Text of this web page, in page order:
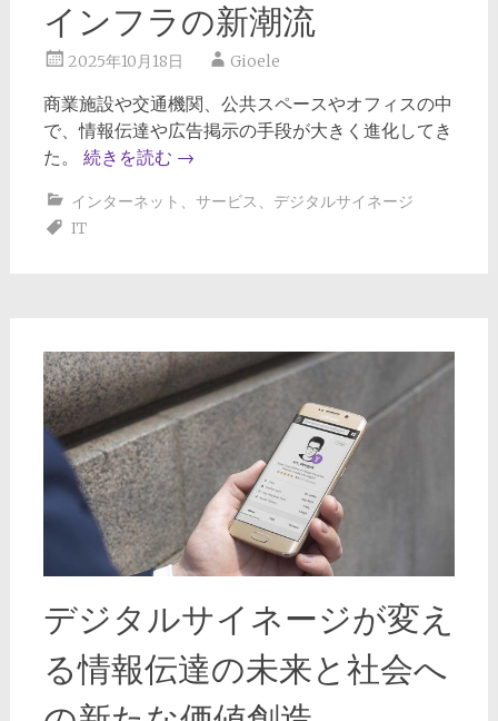
インフラの新潮流
2025年10月18日 Gioele
商業施設や交通機関、公共スペースやオフィスの中
で、情報伝達や広告掲示の手段が大きく進化してき
た。 続きを読む →
インターネット 、 サービス 、 デジタルサイネージ
IT
デジタルサイネージが変え
る情報伝達の未来と社会へ